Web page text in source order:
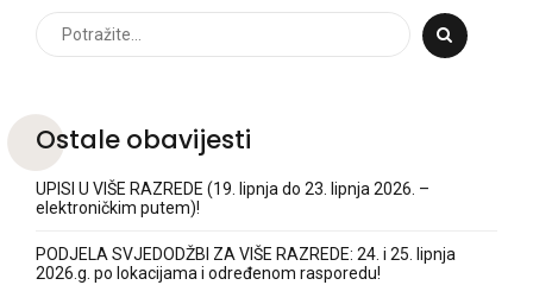
Ostale obavijesti
UPISI U VIŠE RAZREDE (19. lipnja do 23. lipnja 2026. –
elektroničkim putem)!
PODJELA SVJEDODŽBI ZA VIŠE RAZREDE: 24. i 25. lipnja
2026.g. po lokacijama i određenom rasporedu!